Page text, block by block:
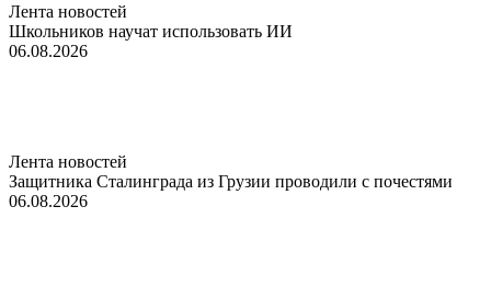
Лента новостей
Школьников научат использовать ИИ
06.08.2026
Лента новостей
Защитника Сталинграда из Грузии проводили с почестями
06.08.2026